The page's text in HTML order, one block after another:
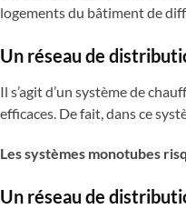
logements du bâtiment de
Un réseau de
Il s’agit d’un système de
efficaces. De fait, dans ce
Les systèmes monotubes
Un réseau de